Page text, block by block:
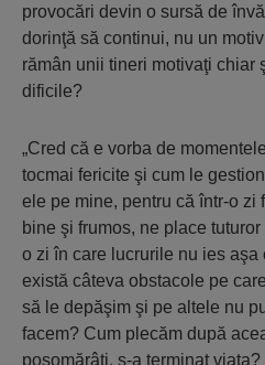
provocări devin o sursă de
dorinţă să continui, nu un
rămân unii tineri motivaţi chiar
dificile?
„Cred că e vorba de
tocmai fericite şi cum le
ele pe mine, pentru că într-o zi
bine şi frumos, ne place
o zi în care lucrurile nu ies aşa
există câteva obstacole pe
să le depăşim şi pe altele nu
facem? Cum plecăm după
posomărâţi, s-a terminat